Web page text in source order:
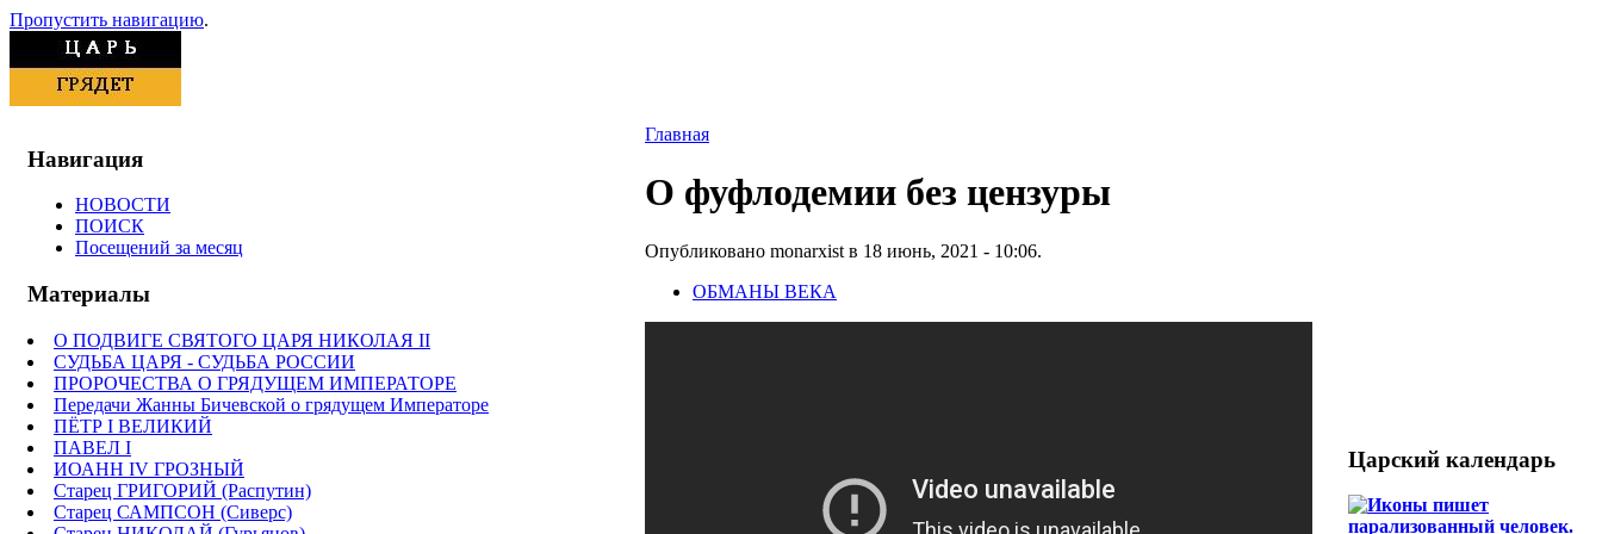
Пропустить навигацию.
Навигация
НОВОСТИ
ПОИСК
Посещений за месяц
Материалы
О ПОДВИГЕ СВЯТОГО ЦАРЯ НИКОЛАЯ II
СУДЬБА ЦАРЯ - СУДЬБА РОССИИ
ПРОРОЧЕСТВА О ГРЯДУЩЕМ ИМПЕРАТОРЕ
Передачи Жанны Бичевской о грядущем Императоре
ПЁТР I ВЕЛИКИЙ
ПАВЕЛ I
ИОАНН IV ГРОЗНЫЙ
Старец ГРИГОРИЙ (Распутин)
Старец САМПСОН (Сиверс)
Главная
О фуфлодемии без цензуры
Опубликовано monarxist в 18 июнь, 2021 - 10:06.
ОБМАНЫ ВЕКА
Царский календарь